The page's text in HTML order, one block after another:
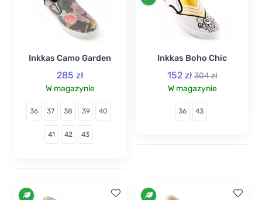
Inkkas Camo Garden
285 zł
W magazynie
36 37 38 39 40
41 42 43
Inkkas Boho Chic
152 zł 304 zł
W magazynie
36 43